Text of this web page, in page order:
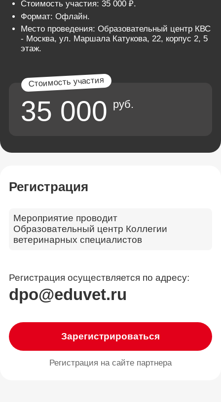
Стоимость участия: 35 000 ₽.
Формат: Офлайн.
Место проведения: Образовательный центр КВС
- Москва, ул. Маршала Катукова, 22, корпус 2, 5
этаж.
35 000 руб.
Регистрация
Мероприятие проводит
Образовательный центр Коллегии
ветеринарных специалистов
Регистрация осуществляется по адресу:
dpo@eduvet.ru
Зарегистрироваться
Регистрация на сайте партнера